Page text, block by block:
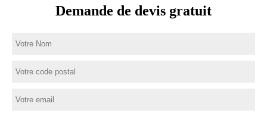
Demande de devis gratuit